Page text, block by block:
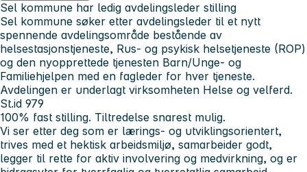
Sel kommune har ledig avdelingsleder stilling
Sel kommune søker etter avdelingsleder til et nytt
spennende avdelingsområde bestående av
helsestasjonstjeneste, Rus- og psykisk helsetjeneste (ROP)
og den nyopprettede tjenesten Barn/Unge- og
Familiehjelpen med en fagleder for hver tjeneste.
Avdelingen er underlagt virksomheten Helse og velferd.
St.id 979
100% fast stilling. Tiltredelse snarest mulig.
Vi ser etter deg som er lærings- og utviklingsorientert,
trives med et hektisk arbeidsmiljø, samarbeider godt,
legger til rette for aktiv involvering og medvirkning, og er